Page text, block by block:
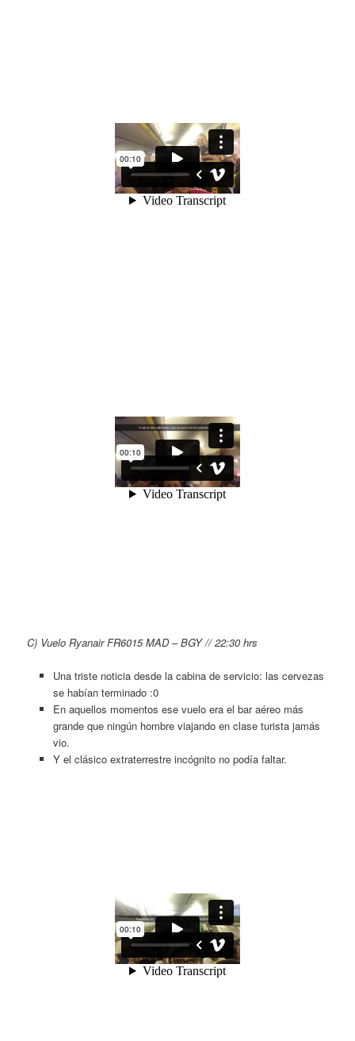
C) Vuelo Ryanair FR6015 MAD – BGY // 22:30 hrs
Una triste noticia desde la cabina de servicio: las cervezas
se habían terminado :0
En aquellos momentos ese vuelo era el bar aéreo más
grande que ningún hombre viajando en clase turista jamás
vio.
Y el clásico extraterrestre incógnito no podía faltar.